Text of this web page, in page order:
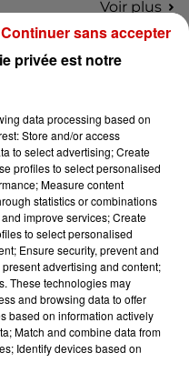
Voir plus
places pour le
Arthur 2026 !
entrées pour le
Automobile au
invite à
Xperiences !
privée est notre
data processing based on
Store and/or access
to select advertising; Create
profiles to select personalised
Measure content
statistics or combinations
improve services; Create
to select personalised
Ensure security, prevent and
advertising and content;
These technologies may
and browsing data to offer
based on information actively
Match and combine data from
Identify devices based on
Continuer sans accepter